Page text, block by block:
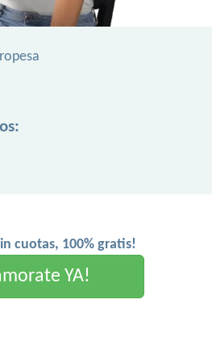
cuotas, 100% gratis!
YA!